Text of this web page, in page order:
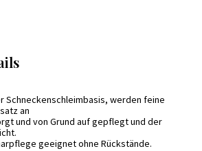
Schneckenschleimbasis, werden feine
an
und von Grund auf gepflegt und der
geeignet ohne Rückstände.